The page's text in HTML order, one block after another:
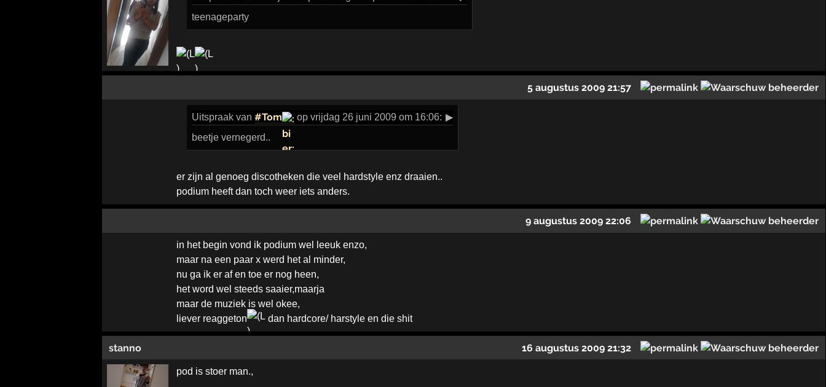
teenageparty
5 augustus 2009 21:57
Uitspraakvan #Tom op vrijdag 26 juni 2009 om 16:06: ▶
beetje vernegerd..
er zijn al genoeg discotheken die veel hardstyle enz draaien..
podium heeft dan toch weer iets anders.
9 augustus 2009 22:06
in het begin vond ik podium wel leeuk enzo,
maar na een paar x werd het al minder,
nu ga ik er af en toe er nog heen,
het word wel steeds saaier,maarja
maar de muziek is wel okee,
liever reaggeton
dan hardcore/ harstyle en die shit
stanno 16 augustus 2009 21:32
pod is stoer man.,